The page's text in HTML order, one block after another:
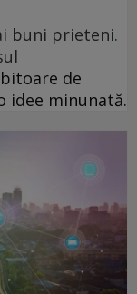
buni prieteni.
de
idee minunată.